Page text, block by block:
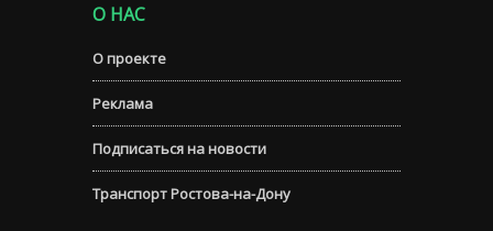
О НАС
О проекте
Реклама
Подписаться на новости
Транспорт Ростова-на-Дону